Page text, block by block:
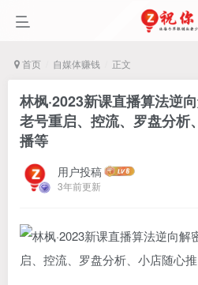
首页 自媒体赚钱 正文
林枫·2023新课直播算法逆
老号重启、控流、罗盘分析
播等
用户投稿
3年前更新